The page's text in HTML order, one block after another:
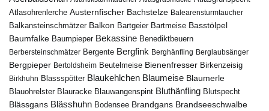
Atlasohrenlerche Austernfischer Bachstelze Balearensturmtaucher
Balkansteinschmätzer Balkon Bartgeier Bartmeise Basstölpel
Baumfalke Baumpieper Bekassine Benediktbeuern
Berbersteinschmätzer Bergente Bergfink Berghänfling Berglaubsänger
Bergpieper Bertoldsheim Beutelmeise Bienenfresser Birkenzeisig
Birkhuhn Blassspötter Blaukehlchen Blaumeise Blaumerle
Blauohrelster Blauracke Blauwangenspint Bluthänfling Blutspecht
Blässgans Blässhuhn Bodensee Brandgans Brandseeschwalbe